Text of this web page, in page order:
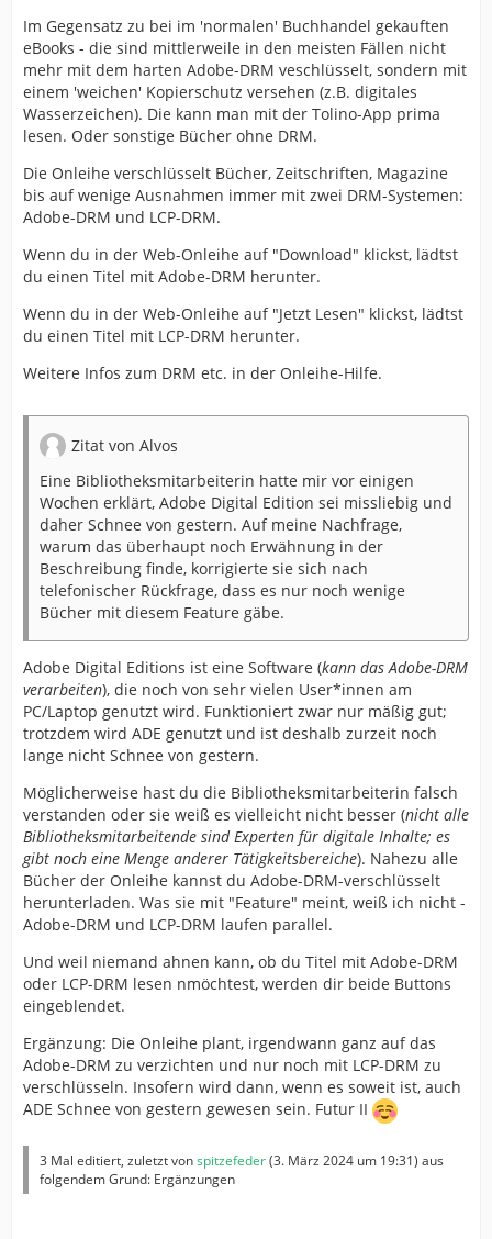
Im Gegensatz zu bei im 'normalen' Buchhandel gekauften
eBooks - die sind mittlerweile in den meisten Fällen nicht
mehr mit dem harten Adobe-DRM veschlüsselt, sondern mit
einem 'weichen' Kopierschutz versehen (z.B. digitales
Wasserzeichen). Die kann man mit der Tolino-App prima
lesen. Oder sonstige Bücher ohne DRM.
Die Onleihe verschlüsselt Bücher, Zeitschriften, Magazine
bis auf wenige Ausnahmen immer mit zwei DRM-Systemen:
Adobe-DRM und LCP-DRM.
Wenn du in der Web-Onleihe auf "Download" klickst, lädtst
du einen Titel mit Adobe-DRM herunter.
Wenn du in der Web-Onleihe auf "Jetzt Lesen" klickst, lädtst
du einen Titel mit LCP-DRM herunter.
Weitere Infos zum DRM etc. in der Onleihe-Hilfe.
Zitat von Alvos
Eine Bibliotheksmitarbeiterin hatte mir vor einigen
Wochen erklärt, Adobe Digital Edition sei missliebig und
daher Schnee von gestern. Auf meine Nachfrage,
warum das überhaupt noch Erwähnung in der
Beschreibung finde, korrigierte sie sich nach
telefonischer Rückfrage, dass es nur noch wenige
Bücher mit diesem Feature gäbe.
Adobe Digital Editions ist eine Software (kann das Adobe-DRM
verarbeiten), die noch von sehr vielen User*innen am
PC/Laptop genutzt wird. Funktioniert zwar nur mäßig gut;
trotzdem wird ADE genutzt und ist deshalb zurzeit noch
lange nicht Schnee von gestern.
Möglicherweise hast du die Bibliotheksmitarbeiterin falsch
verstanden oder sie weiß es vielleicht nicht besser (nicht alle
Bibliotheksmitarbeitende sind Experten für digitale Inhalte; es
gibt noch eine Menge anderer Tätigkeitsbereiche). Nahezu alle
Bücher der Onleihe kannst du Adobe-DRM-verschlüsselt
herunterladen. Was sie mit "Feature" meint, weiß ich nicht -
Adobe-DRM und LCP-DRM laufen parallel.
Und weil niemand ahnen kann, ob du Titel mit Adobe-DRM
oder LCP-DRM lesen nmöchtest, werden dir beide Buttons
eingeblendet.
Ergänzung: Die Onleihe plant, irgendwann ganz auf das
Adobe-DRM zu verzichten und nur noch mit LCP-DRM zu
verschlüsseln. Insofern wird dann, wenn es soweit ist, auch
ADE Schnee von gestern gewesen sein. Futur II
3 Mal editiert, zuletzt vonspitzefeder(3. März 2024 um 19:31) aus
folgendem Grund: Ergänzungen